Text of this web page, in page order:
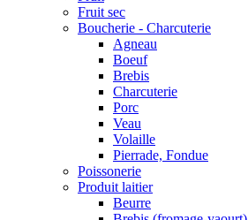
Fruit sec
Boucherie - Charcuterie
Agneau
Boeuf
Brebis
Charcuterie
Porc
Veau
Volaille
Pierrade, Fondue
Poissonerie
Produit laitier
Beurre